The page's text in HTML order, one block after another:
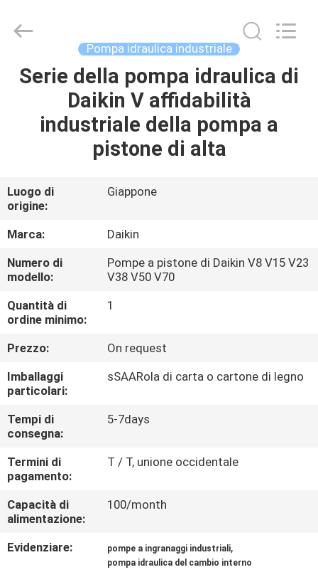
CASA
PRODOTTI
NOI
GIRO
DELLA
FABBRICA
CONTROLLO
DI
QUALITÀ
CONTATTICI
RICHIEDA
CITAZIONE
Electronic
Limited.
Reserved.
Pompa idraulica industriale
Serie della pompa idraulica di
Daikin V affidabilità
industriale della pompa a
pistone di alta
Luogo di
origine:
Giappone
Marca:
Daikin
Numero di
modello:
Pompe a pistone di Daikin V8 V15 V23
V38 V50 V70
Quantità di
ordine minimo:
1
Prezzo:
On request
Imballaggi
particolari:
sSAARola di carta o cartone di legno
Tempi di
consegna:
5-7days
Termini di
pagamento:
T / T, unione occidentale
Capacità di
alimentazione:
100/month
Evidenziare: pompe a ingranaggi industriali,
pompa idraulica del cambio interno